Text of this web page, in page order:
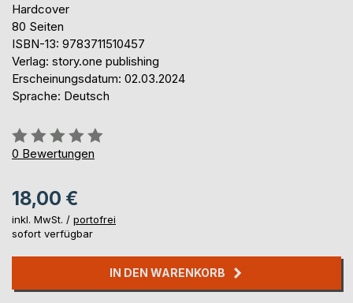
Hardcover
80 Seiten
ISBN-13: 9783711510457
Verlag: story.one publishing
Erscheinungsdatum: 02.03.2024
Sprache: Deutsch
Bewertung::
0%
0 Bewertungen
18,00 €
inkl. MwSt. / portofrei
sofort verfügbar
IN DEN WARENKORB